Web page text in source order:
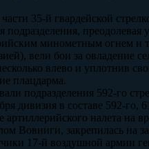
35-й гвардейской
преодолевая
минометным огнем и
вели бои за овладение
влево и уплотнив
плацдарма.
подразделения 592-го
дивизия в составе 592-го,
налета на
Вовниги, закрепилась на
17-й воздушной армии